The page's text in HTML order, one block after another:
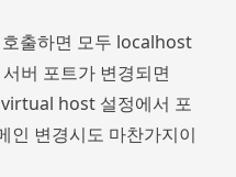
출하면 모두 localhost
버 포트가 변경되면
host 설정에서 포
인 변경시도 마찬가지이